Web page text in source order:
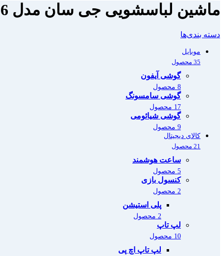
ماشین لباسشویی جی سان مدل GSM1416 ظرفیت 9 کیلوگرم
دسته بندی‌ها
موبایل
35 محصول
گوشی آیفون
8 محصول
گوشی سامسونگ
17 محصول
گوشی شیائومی
9 محصول
کالای دیجیتال
21 محصول
ساعت هوشمند
5 محصول
کنسول بازی
2 محصول
پلی استیشن
2 محصول
لپ تاپ
10 محصول
لپ تاپ اچ پی